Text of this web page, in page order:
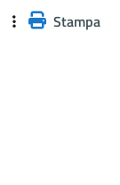
Stampa